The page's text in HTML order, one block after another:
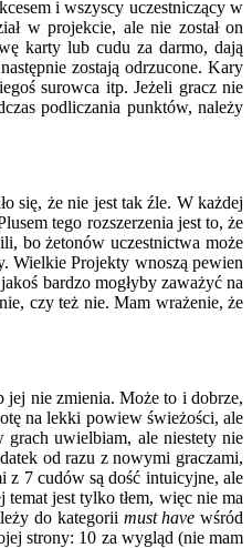
i wszyscy uczestniczący w
w projekcie, ale nie został on
karty lub cudu za darmo, dają
zostają odrzucone. Kary
surowca itp. Jeżeli gracz nie
podliczania punktów, należy
się, że nie jest tak źle. W każdej
tego rozszerzenia jest to, że
bo żetonów uczestnictwa może
Wielkie Projekty wnoszą pewien
bardzo mogłyby zaważyć na
czy też nie. Mam wrażenie, że
jej nie zmienia. Może to i dobrze,
na lekki powiew świeżości, ale
grach uwielbiam, ale niestety nie
od razu z nowymi graczami,
z 7 cudów są dość intuicyjne, ale
jest tylko tłem, więc nie ma
do kategorii must have wśród
strony: 10 za wygląd (nie mam